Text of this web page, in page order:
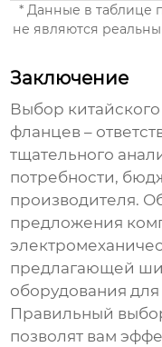
* Данные в таблице
не являются
Заключение
Выбор
фланцев –
тщательного
потребности,
производителя.
предложения
предлагающей
оборудования
Правильный
позволят вам